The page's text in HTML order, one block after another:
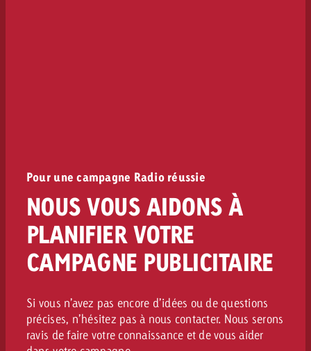
Pour une campagne Radio réussie
NOUS VOUS AIDONS À
PLANIFIER VOTRE
CAMPAGNE PUBLICITAIRE
Si vous n’avez pas encore d’idées ou de questions
précises, n’hésitez pas à nous contacter. Nous serons
ravis de faire votre connaissance et de vous aider